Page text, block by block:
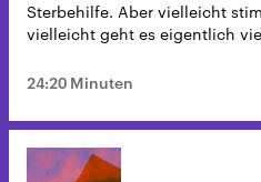
Sterbehilfe. Aber vielleicht
vielleicht geht es eigentlich
24:20 Minuten